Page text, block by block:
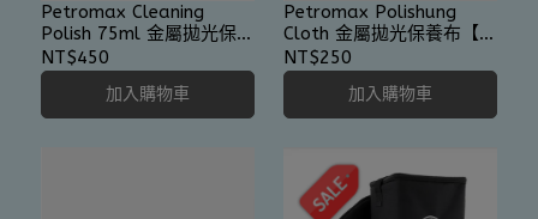
Petromax Cleaning
Polish 75ml 金屬拋光保養
油
NT$450
加入購物車
Petromax Polishung
Cloth 金屬拋光保養布【2
入】
NT$250
加入購物車